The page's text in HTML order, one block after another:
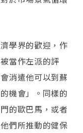
學界的歡迎，作
當作左派的評
消遣他可以到蘇
機會」。同樣的
的歐巴馬，或者
們所推動的健保